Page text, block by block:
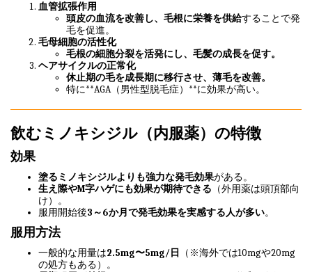
血管拡張作用
頭皮の血流を改善し、毛根に栄養を供給することで発
毛を促進。
毛母細胞の活性化
毛根の細胞分裂を活発にし、毛髪の成長を促す。
ヘアサイクルの正常化
休止期の毛を成長期に移行させ、薄毛を改善。
特に**AGA（男性型脱毛症）**に効果が高い。
飲むミノキシジル（内服薬）の特徴
効果
塗るミノキシジルよりも強力な発毛効果がある。
生え際やM字ハゲにも効果が期待できる （外用薬は頭頂部向
け）。
服用開始後3～6か月で発毛効果を実感する人が多い。
服用方法
一般的な用量は2.5mg〜5mg/日
（※海外では10mgや20mg
の処方もある）。